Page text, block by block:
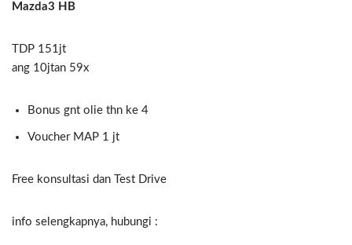
Mazda3 HB
TDP 151jt
ang 10jtan 59x
Bonus gnt olie thn ke 4
Voucher MAP 1 jt
Free konsultasi dan Test Drive
info selengkapnya, hubungi :